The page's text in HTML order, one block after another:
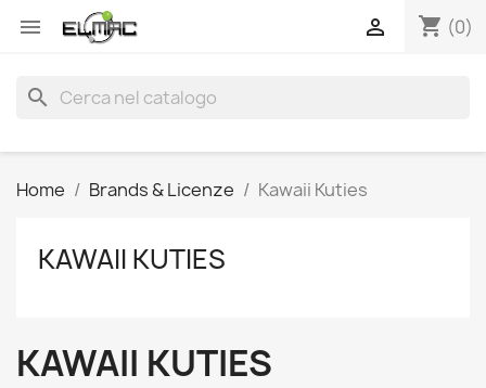
 shopping_cart (0)

search
Home Brands & Licenze Kawaii Kuties
KAWAII KUTIES
KAWAII KUTIES